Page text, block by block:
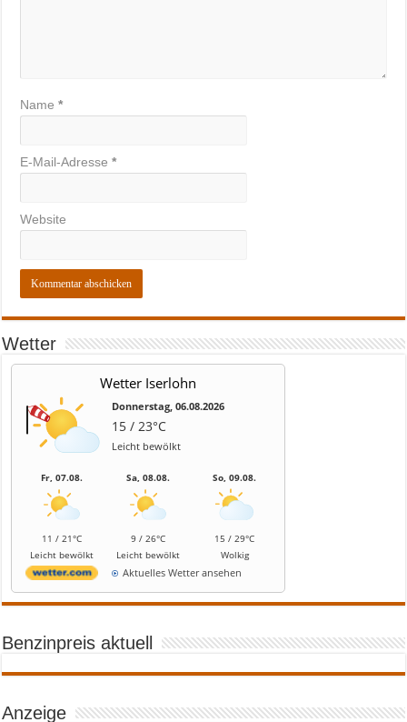
Name*
E-Mail-Adresse*
Website
Wetter
Wetter Iserlohn
Donnerstag, 06.08.2026
15 / 23°C
Leicht bewölkt
Fr, 07.08.
11 / 21°C
Leicht bewölkt
Sa, 08.08.
9 / 26°C
Leicht bewölkt
So, 09.08.
15 / 29°C
Wolkig
Aktuelles Wetter ansehen
Benzinpreis aktuell
Anzeige